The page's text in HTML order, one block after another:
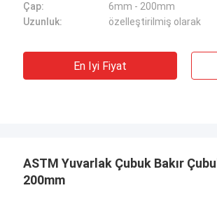
Çap:
6mm - 200mm
Uzunluk:
özelleştirilmiş olarak
En Iyi Fiyat
ASTM Yuvarlak Çubuk Bakır Çubuk C10100 C11000 C12200 C12000
200mm